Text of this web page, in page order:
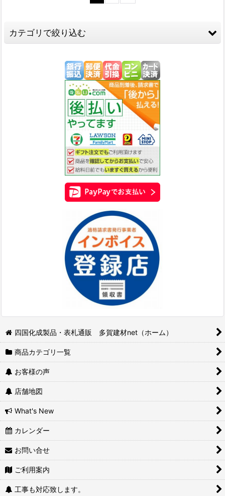
カテゴリで絞り込む
四国化成 エクステリア
四国化成 補助材
丸三タカギ MarusanTakagi 表札＆ポスト
丸三タカギ SMILE
エクスタイル（表札＆ポスト）
丸三タカギ IELOGO
DAIKEN ダイケン
福彫
四国化成製品・表札通販 多賀建材net（ホーム）
商品カテゴリ一覧
お客様の声
店舗地図
What's New
カレンダー
お問い合せ
ご利用案内
工事も対応致します。